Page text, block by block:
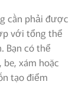
cần phải được
với tổng thể
Bạn có thể
xám hoặc
tạo điểm